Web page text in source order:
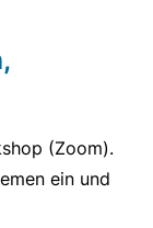
(Zoom).
ein und